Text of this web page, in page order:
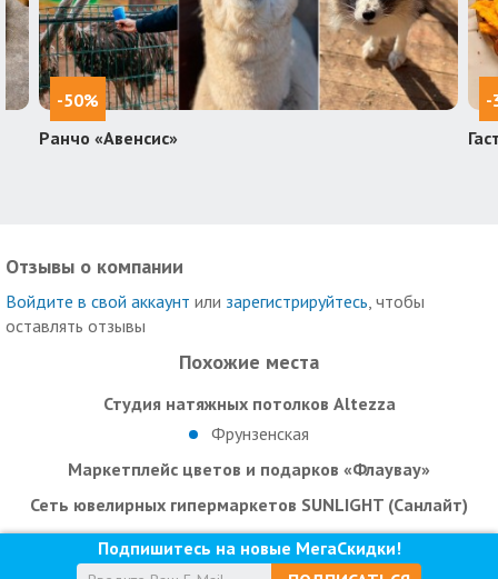
-50%
Ранчо «Авенсис»
-
Отзывы о компании
Войдите в свой аккаунт или зарегистрируйтесь, чтобы
оставлять отзывы
Похожие места
Студия натяжных потолков Altezza
Фрунзенская
Маркетплейс цветов и подарков «Флаувау»
Сеть ювелирных гипермаркетов SUNLIGHT (Санлайт)
Подпишитесь на новые МегаСкидки!